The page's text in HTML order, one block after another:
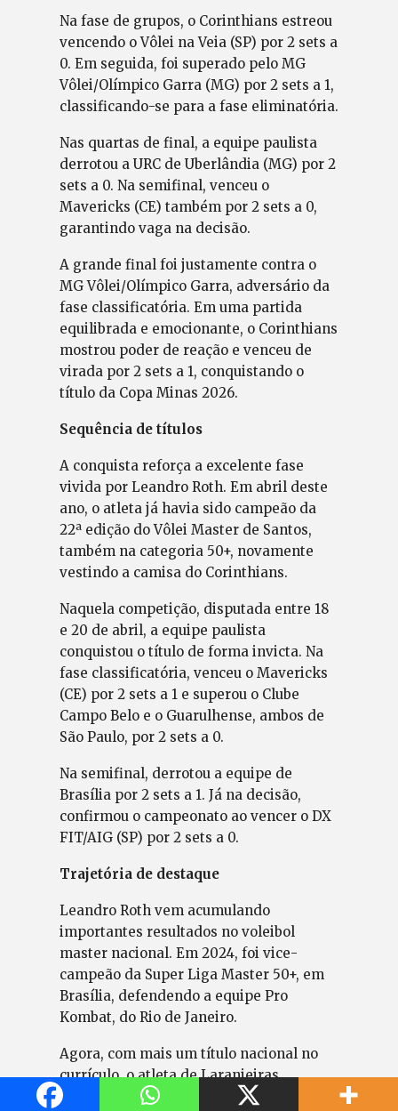
Na fase de grupos, o Corinthians estreou
vencendo o Vôlei na Veia (SP) por 2 sets a
0. Em seguida, foi superado pelo MG
Vôlei/Olímpico Garra (MG) por 2 sets a 1,
classificando-se para a fase eliminatória.
Nas quartas de final, a equipe paulista
derrotou a URC de Uberlândia (MG) por 2
sets a 0. Na semifinal, venceu o
Mavericks (CE) também por 2 sets a 0,
garantindo vaga na decisão.
A grande final foi justamente contra o
MG Vôlei/Olímpico Garra, adversário da
fase classificatória. Em uma partida
equilibrada e emocionante, o Corinthians
mostrou poder de reação e venceu de
virada por 2 sets a 1, conquistando o
título da Copa Minas 2026.
Sequência de títulos
A conquista reforça a excelente fase
vivida por Leandro Roth. Em abril deste
ano, o atleta já havia sido campeão da
22ª edição do Vôlei Master de Santos,
também na categoria 50+, novamente
vestindo a camisa do Corinthians.
Naquela competição, disputada entre 18
e 20 de abril, a equipe paulista
conquistou o título de forma invicta. Na
fase classificatória, venceu o Mavericks
(CE) por 2 sets a 1 e superou o Clube
Campo Belo e o Guarulhense, ambos de
São Paulo, por 2 sets a 0.
Na semifinal, derrotou a equipe de
Brasília por 2 sets a 1. Já na decisão,
confirmou o campeonato ao vencer o DX
FIT/AIG (SP) por 2 sets a 0.
Trajetória de destaque
Leandro Roth vem acumulando
importantes resultados no voleibol
master nacional. Em 2024, foi vice-
campeão da Super Liga Master 50+, em
Brasília, defendendo a equipe Pro
Kombat, do Rio de Janeiro.
Agora, com mais um título nacional no
currículo, o atleta de Laranjeiras
reafirma sua posição entre os principais